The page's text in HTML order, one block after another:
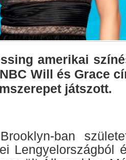
amerikai
Will és Grace
játszott.
ban
Lengyelországból